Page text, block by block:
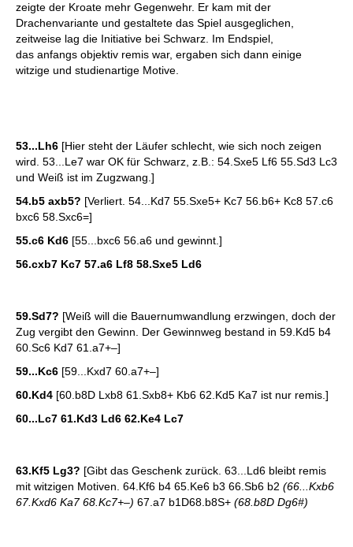
zeigte der Kroate mehr Gegenwehr. Er kam mit der
Drachenvariante und gestaltete das Spiel ausgeglichen,
zeitweise lag die Initiative bei Schwarz. Im Endspiel,
das anfangs objektiv remis war, ergaben sich dann einige
witzige und studienartige Motive.
53...Lh6 [Hier steht der Läufer schlecht, wie sich noch zeigen
wird. 53...Le7 war OK für Schwarz, z.B.: 54.Sxe5 Lf6 55.Sd3 Lc3
und Weiß ist im Zugzwang.]
54.b5 axb5? [Verliert. 54...Kd7 55.Sxe5+ Kc7 56.b6+ Kc8 57.c6
bxc6 58.Sxc6=]
55.c6 Kd6 [55...bxc6 56.a6 und gewinnt.]
56.cxb7 Kc7 57.a6 Lf8 58.Sxe5 Ld6
59.Sd7? [Weiß will die Bauernumwandlung erzwingen, doch der
Zug vergibt den Gewinn. Der Gewinnweg bestand in 59.Kd5 b4
60.Sc6 Kd7 61.a7+–]
59...Kc6 [59...Kxd7 60.a7+–]
60.Kd4 [60.b8D Lxb8 61.Sxb8+ Kb6 62.Kd5 Ka7 ist nur remis.]
60...Lc7 61.Kd3 Ld6 62.Ke4 Lc7
63.Kf5 Lg3? [Gibt das Geschenk zurück. 63...Ld6 bleibt remis
mit witzigen Motiven. 64.Kf6 b4 65.Ke6 b3 66.Sb6 b2 (66...Kxb6
67.Kxd6 Ka7 68.Kc7+–) 67.a7 b1D68.b8S+ (68.b8D Dg6#)